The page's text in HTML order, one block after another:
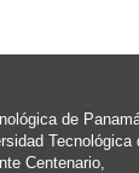
de
Centenario,